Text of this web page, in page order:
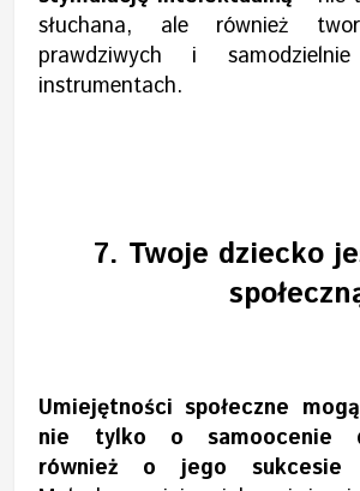
słuchana, ale również
prawdziwych i
instrumentach.
7. Twoje dziecko
Umiejętności społeczne
nie tylko o samoocenie
również o jego sukcesie